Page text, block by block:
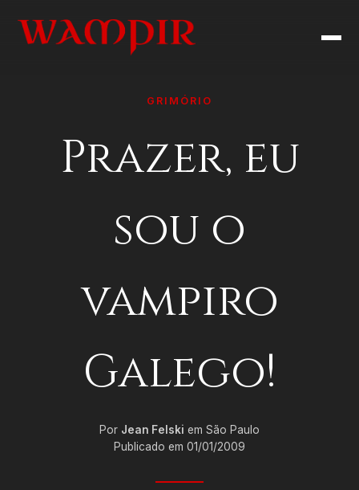
GRIMÓRIO
Prazer, eu
sou o
vampiro
Galego!
Por Jean Felski em São Paulo
Publicado em 01/01/2009